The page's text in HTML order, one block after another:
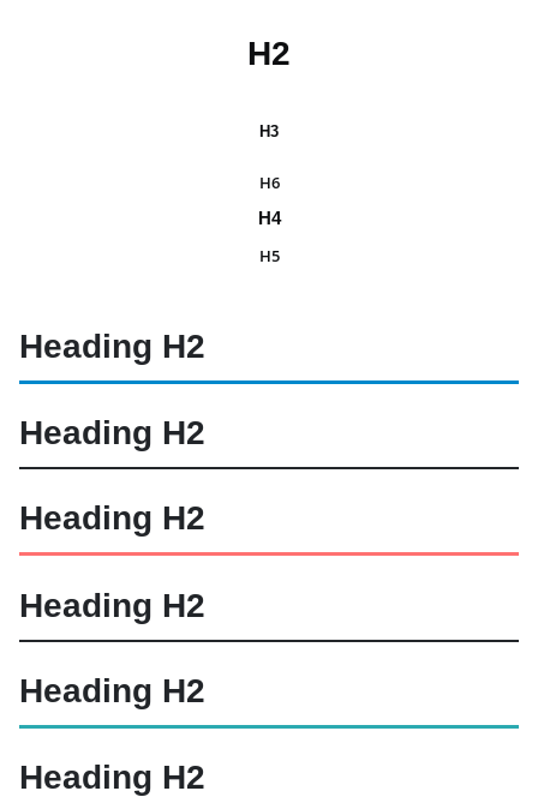
H2
H3
H6
H4
H5
Heading H2
Heading H2
Heading H2
Heading H2
Heading H2
Heading H2